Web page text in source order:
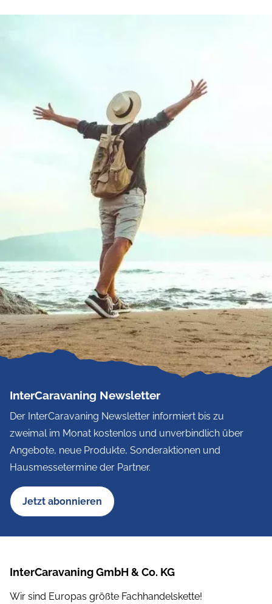
InterCaravaning Newsletter
Der InterCaravaning Newsletter informiert bis zu
zweimal im Monat kostenlos und unverbindlich über
Angebote, neue Produkte, Sonderaktionen und
Hausmessetermine der Partner.
Jetzt abonnieren
InterCaravaning GmbH & Co. KG
Wir sind Europas größte Fachhandelskette!